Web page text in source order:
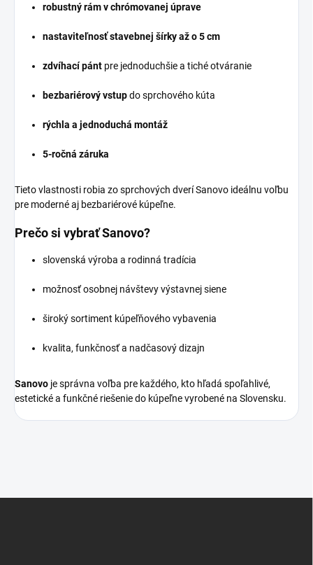
robustný rám v chrómovanej úprave
nastaviteľnosť stavebnej šírky až o 5 cm
zdvíhací pánt pre jednoduchšie a tiché otváranie
bezbariérový vstupdo sprchového kúta
rýchla a jednoduchá montáž
5-ročná záruka
Tieto vlastnosti robia zo sprchových dverí Sanovo ideálnu voľbu
pre moderné aj bezbariérové kúpeľne.
Prečo si vybrať Sanovo?
slovenská výroba a rodinná tradícia
možnosť osobnej návštevy výstavnej siene
široký sortiment kúpeľňového vybavenia
kvalita, funkčnosť a nadčasový dizajn
Sanovo je správna voľba pre každého, kto hľadá spoľahlivé,
estetické a funkčné riešenie do kúpeľne vyrobené na Slovensku.